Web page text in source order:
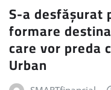
S-a desfășurat
formare
care vor preda
Urban